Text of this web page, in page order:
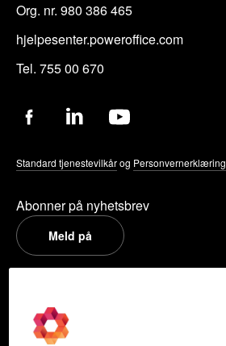
Org. nr. 980 386 465
hjelpesenter.poweroffice.com
Tel. 755 00 670
Standard tjenestevilkårog Personvernerklæring
Abonner på nyhetsbrev
Meld på
Om oss